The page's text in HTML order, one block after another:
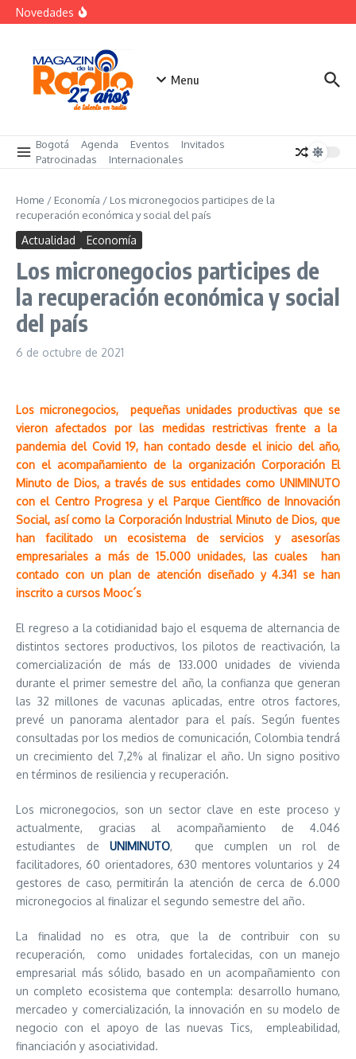
Saltar al contenido
Novedades
A sus 85 años se apaga la risa de Alfonso Lizarazo
Menu
Bogotá Agenda Eventos
Invitados
Patrocinadas
Internacionales
Home / Economía / Los micronegocios participes de la
recuperación económica y social del país
Actualidad Economía
Los micronegocios participes de
la recuperación económica y social
del país
6 de octubre de 2021
Los micronegocios, pequeñas unidades productivas que se
vieron afectados por las medidas restrictivas frente a la
pandemia del Covid 19, han contado desde el inicio del año,
con el acompañamiento de la organización Corporación El
Minuto de Dios, a través de sus entidades como UNIMINUTO
con el Centro Progresa y el Parque Científico de Innovación
Social, así como la Corporación Industrial Minuto de Dios, que
han facilitado un ecosistema de servicios y asesorías
empresariales a más de 15.000 unidades, las cuales han
contado con un plan de atención diseñado y 4.341 se han
inscrito a cursos Mooc´s
El regreso a la cotidianidad bajo el esquema de alternancia de
distintos sectores productivos, los pilotos de reactivación, la
comercialización de más de 133.000 unidades de vivienda
durante el primer semestre del año, la confianza que generan
las 32 millones de vacunas aplicadas, entre otros factores,
prevé un panorama alentador para el país. Según fuentes
consultadas por los medios de comunicación, Colombia tendrá
un crecimiento del 7,2% al finalizar el año. Un signo positivo
en términos de resiliencia y recuperación.
Los micronegocios, son un sector clave en este proceso y
actualmente, gracias al acompañamiento de 4.046
estudiantes deUNIMINUTO, que cumplen un rol de
facilitadores, 60 orientadores, 630 mentores voluntarios y 24
gestores de caso, permitirán la atención de cerca de 6.000
micronegocios al finalizar el segundo semestre del año.
La finalidad no es otra, que la de contribuir con su
recuperación, como unidades fortalecidas, con un manejo
empresarial más sólido, basado en un acompañamiento con
un completo ecosistema que contempla: desarrollo humano,
mercadeo y comercialización, la innovación en su modelo de
negocio con el apoyo de las nuevas Tics, empleabilidad,
financiación y asociatividad.